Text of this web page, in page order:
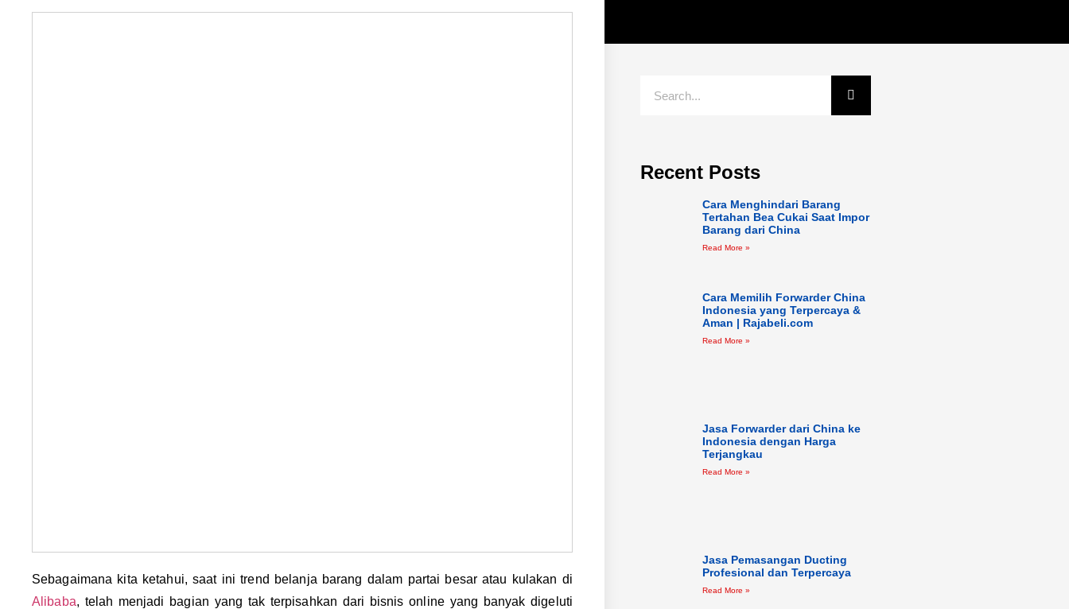
Sebagaimana kita ketahui, saat ini trend belanja barang dalam partai besar atau kulakan di
Alibaba, telah menjadi bagian yang tak terpisahkan dari bisnis online yang banyak digeluti
Recent Posts
Cara Menghindari Barang
Tertahan Bea Cukai Saat Impor
Barang dari China
Read More »
Cara Memilih Forwarder China
Indonesia yang Terpercaya &
Aman | Rajabeli.com
Read More »
Jasa Forwarder dari China ke
Indonesia dengan Harga
Terjangkau
Read More »
Jasa Pemasangan Ducting
Profesional dan Terpercaya
Read More »